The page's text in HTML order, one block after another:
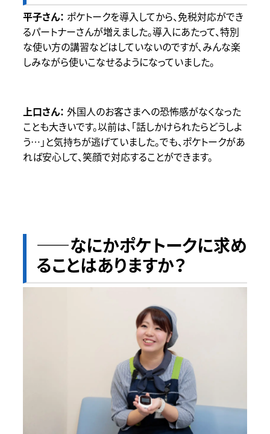
ポケトークを導入してから、免税対応ができ
るパートナーさんが増えました。導入にあたって、特別
な使い方の講習などはしていないのですが、みんな楽
しみながら使いこなせるようになっていました。
外国人のお客さまへの恐怖感がなくなった
ことも大きいです。以前は、「話しかけられたらどうしよ
う…」と気持ちが逃げていました。でも、ポケトークがあ
れば安心して、笑顔で対応することができます。
――なにかポケトークに求め
ることはありますか？